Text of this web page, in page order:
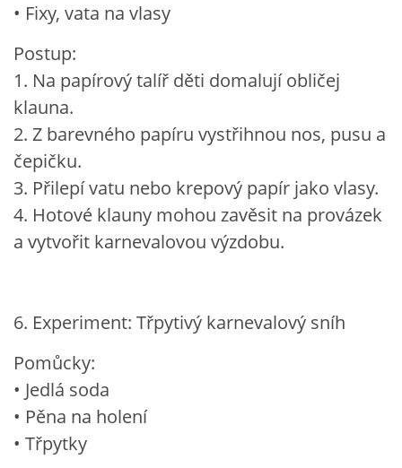
• Fixy, vata na vlasy
Postup:
1. Na papírový talíř děti domalují obličej
klauna.
2. Z barevného papíru vystřihnou nos, pusu a
čepičku.
3. Přilepí vatu nebo krepový papír jako vlasy.
4. Hotové klauny mohou zavěsit na provázek
a vytvořit karnevalovou výzdobu.
6. Experiment: Třpytivý karnevalový sníh
Pomůcky:
• Jedlá soda
• Pěna na holení
• Třpytky